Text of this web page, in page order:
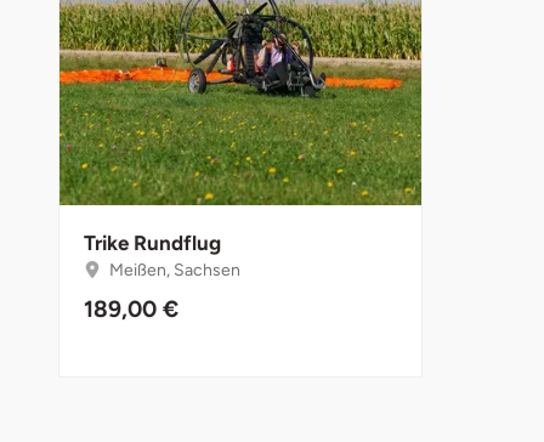
Trike Rundflug
Meißen, Sachsen
189,00 €
Hanau
Hannover
Haßfurt
Heidelberg